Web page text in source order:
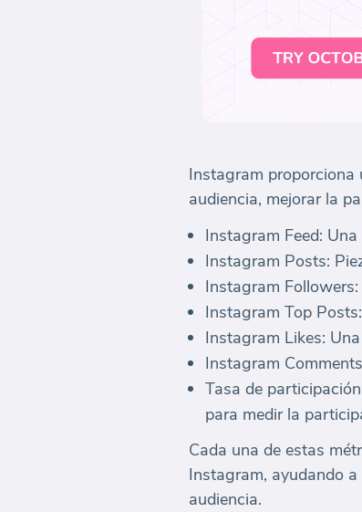
Instagram proporciona
audiencia, mejorar la
Instagram Feed:
Instagram Posts:
Instagram
Instagram Top
Instagram Likes:
Instagram
Tasa de
para medir la
Cada una de estas
Instagram, ayudando
audiencia.